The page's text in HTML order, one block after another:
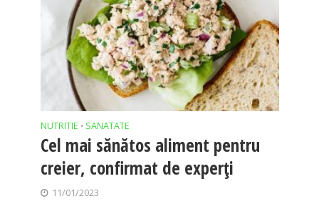
NUTRITIE • SANATATE
Cel mai sănătos aliment pentru
creier, confirmat de experţi
11/01/2023